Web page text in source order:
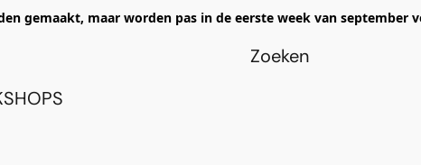
gemaakt, maar worden pas in de eerste week van september